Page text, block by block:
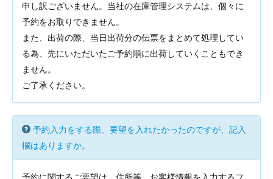
申し訳ございません。当社の在庫管理システムは、個々に
予約をお取りできません。
また、出荷の際、当日出荷分の伝票をまとめて処理してい
る為、先にいただいたご予約順に出荷していくこともでき
ません。
ご了承ください。
予約入力をする際、要望を入れたかったのですが、記入
欄はありますか。